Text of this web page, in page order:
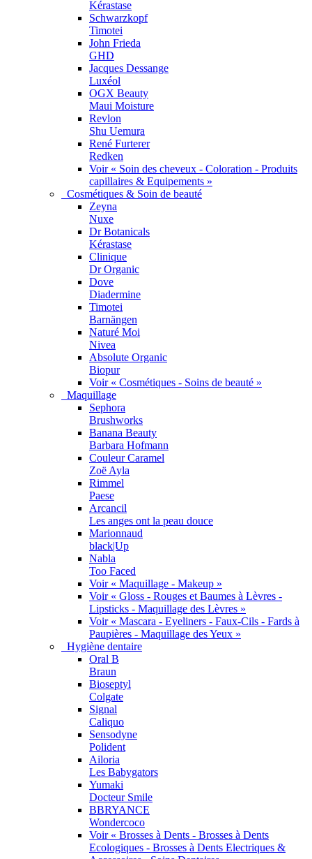
Kérastase
Schwarzkopf
Timotei
John Frieda
GHD
Jacques Dessange
Luxéol
OGX Beauty
Maui Moisture
Revlon
Shu Uemura
René Furterer
Redken
Voir « Soin des cheveux - Coloration - Produits
capillaires & Equipements »
Cosmétiques & Soin de beauté
Zeyna
Nuxe
Dr Botanicals
Kérastase
Clinique
Dr Organic
Dove
Diadermine
Timotei
Barnängen
Naturé Moi
Nivea
Absolute Organic
Biopur
Voir « Cosmétiques - Soins de beauté »
Maquillage
Sephora
Brushworks
Banana Beauty
Barbara Hofmann
Couleur Caramel
Zoë Ayla
Rimmel
Paese
Arcancil
Les anges ont la peau douce
Marionnaud
black|Up
Nabla
Too Faced
Voir « Maquillage - Makeup »
Voir « Gloss - Rouges et Baumes à Lèvres -
Lipsticks - Maquillage des Lèvres »
Voir « Mascara - Eyeliners - Faux-Cils - Fards à
Paupières - Maquillage des Yeux »
Hygiène dentaire
Oral B
Braun
Bioseptyl
Colgate
Signal
Caliquo
Sensodyne
Polident
Ailoria
Les Babygators
Yumaki
Docteur Smile
BBRYANCE
Wondercoco
Voir « Brosses à Dents - Brosses à Dents
Ecologiques - Brosses à Dents Electriques &